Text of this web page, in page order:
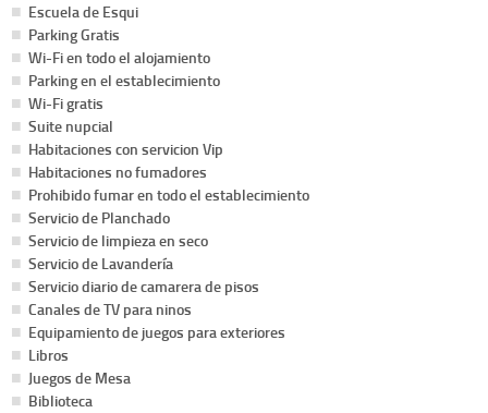
Escuela de Esqui
Parking Gratis
Wi-Fi en todo el alojamiento
Parking en el establecimiento
Wi-Fi gratis
Suite nupcial
Habitaciones con servicion Vip
Habitaciones no fumadores
Prohibido fumar en todo el establecimiento
Servicio de Planchado
Servicio de limpieza en seco
Servicio de Lavandería
Servicio diario de camarera de pisos
Canales de TV para ninos
Equipamiento de juegos para exteriores
Libros
Juegos de Mesa
Biblioteca